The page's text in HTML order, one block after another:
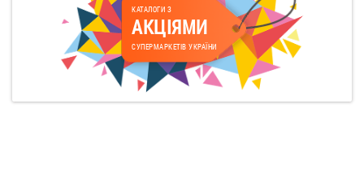
КАТАЛОГИ З
АКЦІЯМИ
СУПЕРМАРКЕТІВ УКРАЇНИ